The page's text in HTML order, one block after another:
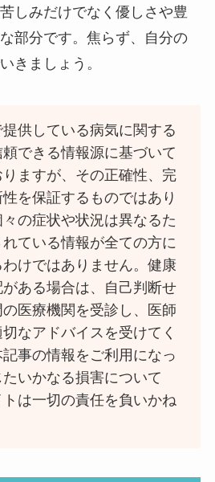
しみだけでなく優しさや豊
部分です。焦らず、自分の
きましょう。
供している病気に関する
できる情報源に基づいて
ますが、その正確性、完
を保証するものではあり
々の症状や状況は異なるた
ている情報が全ての方に
けではありません。健康
ある場合は、自己判断せ
医療機関を受診し、医師
なアドバイスを受けてく
事の情報をご利用になっ
いかなる損害について
トは一切の責任を負いかね